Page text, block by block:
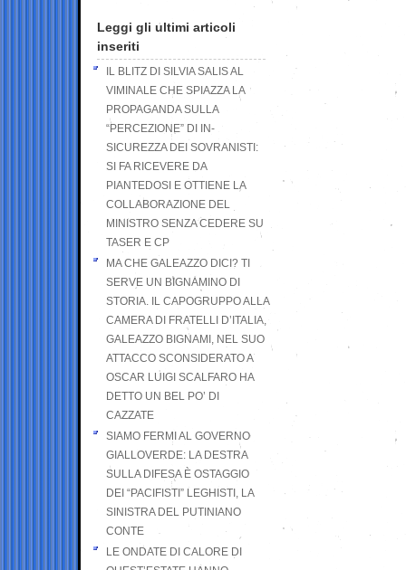
Leggi gli ultimi articoli
inseriti
IL BLITZ DI SILVIA SALIS AL
VIMINALE CHE SPIAZZA LA
PROPAGANDA SULLA
“PERCEZIONE” DI IN-
SICUREZZA DEI SOVRANISTI:
SI FA RICEVERE DA
PIANTEDOSI E OTTIENE LA
COLLABORAZIONE DEL
MINISTRO SENZA CEDERE SU
TASER E CP
MA CHE GALEAZZO DICI? TI
SERVE UN BIGNAMINO DI
STORIA. IL CAPOGRUPPO ALLA
CAMERA DI FRATELLI D’ITALIA,
GALEAZZO BIGNAMI, NEL SUO
ATTACCO SCONSIDERATO A
OSCAR LUIGI SCALFARO HA
DETTO UN BEL PO’ DI
CAZZATE
SIAMO FERMI AL GOVERNO
GIALLOVERDE: LA DESTRA
SULLA DIFESA È OSTAGGIO
DEI “PACIFISTI” LEGHISTI, LA
SINISTRA DEL PUTINIANO
CONTE
LE ONDATE DI CALORE DI